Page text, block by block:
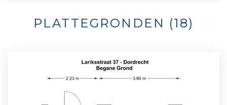
PLATTEGRONDEN (18)